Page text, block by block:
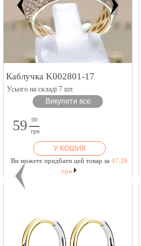
Каблучка K002801-17
Усього на складі 7 шт.
Викупити все
59
00
грн
У КОШИК
Ви можете придбати цей товар за 47.20
грн